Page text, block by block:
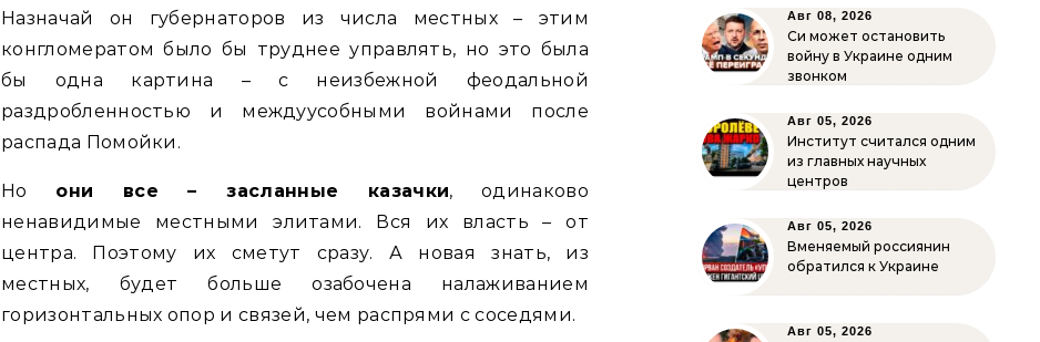
Назначай он губернаторов из числа местных – этим
конгломератом было бы труднее управлять, но это была
бы одна картина – с неизбежной феодальной
раздробленностью и междуусобными войнами после
распада Помойки.
Но они все – засланные казачки, одинаково
ненавидимые местными элитами. Вся их власть – от
центра. Поэтому их сметут сразу. А новая знать, из
местных, будет больше озабочена налаживанием
горизонтальных опор и связей, чем распрями с соседями.
Авг 08, 2026
Си может остановить
войну в Украине одним
звонком
Авг 05, 2026
Институт считался одним
из главных научных
центров
Авг 05, 2026
Вменяемый россиянин
обратился к Украине
Авг 05, 2026